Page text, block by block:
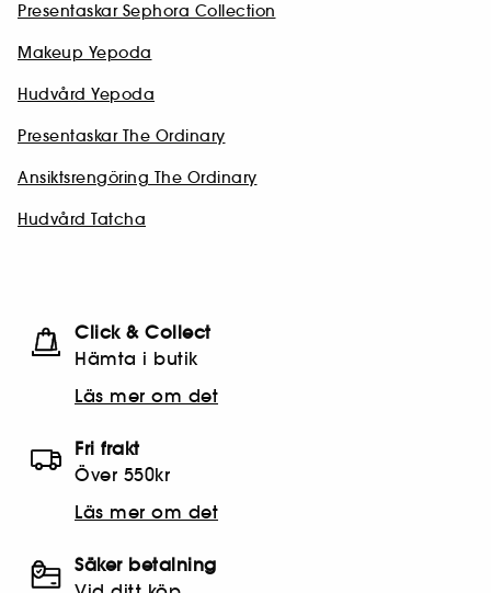
Presentaskar Sephora Collection
Makeup Yepoda
Hudvård Yepoda
Presentaskar The Ordinary
Ansiktsrengöring The Ordinary
Hudvård Tatcha
Click & Collect
Hämta i butik​
Läs mer om det
Fri frakt
Över 550kr
Läs mer om det
Säker betalning